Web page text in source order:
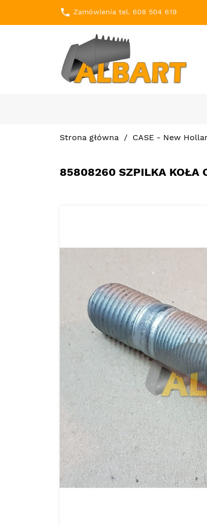
local_phone Zamówienia tel. 608 504 619
Strona główna CASE - New
85808260 SZPILKA KOŁA